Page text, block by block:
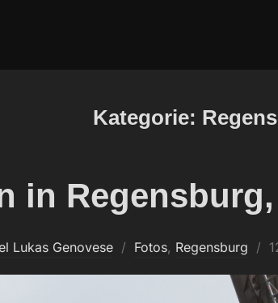
Kategorie:
in Regensburg,
Lukas Genovese Fotos, Regensburg